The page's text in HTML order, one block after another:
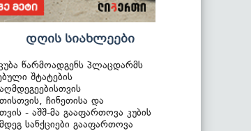
დღის სიახლეები
წარმოადგენს პლაცდარმს
შტატების
ჩინეთისა და
- აშშ-მა გააფართოვა კუბის
სანქციები გააფართოვა